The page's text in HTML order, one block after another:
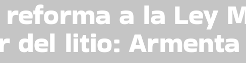
a la Ley
del litio: Armenta